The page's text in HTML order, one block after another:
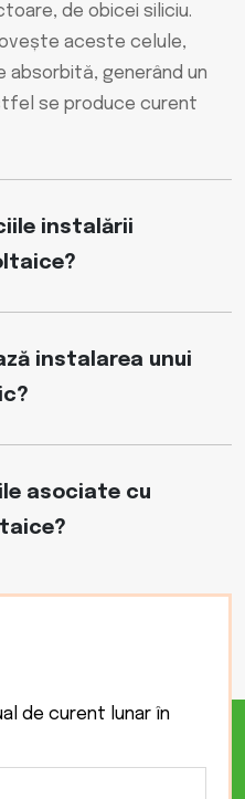
de obicei siliciu.
aceste celule,
generând un
se produce curent
instalării
instalarea unui
asociate cu
de curent lunar în